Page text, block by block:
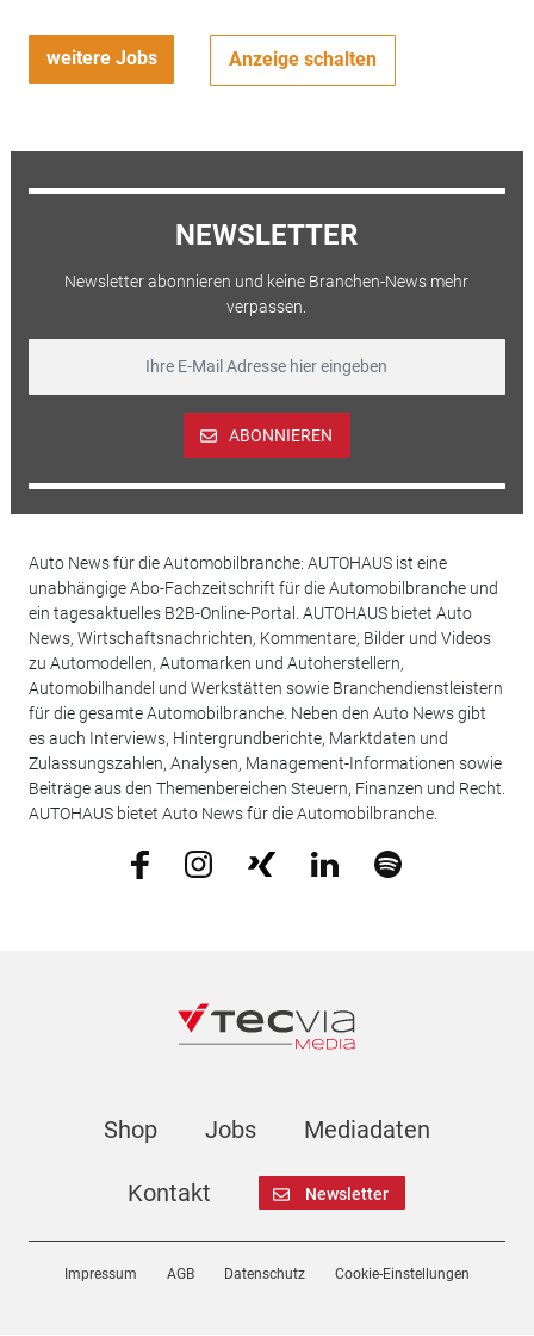
weitere Jobs Anzeige schalten
NEWSLETTER
Newsletter abonnieren und keine Branchen-News mehr
verpassen.
ABONNIEREN
Auto News für die Automobilbranche: AUTOHAUS ist eine
unabhängige Abo-Fachzeitschrift für die Automobilbranche und
ein tagesaktuelles B2B-Online-Portal. AUTOHAUS bietet Auto
News, Wirtschaftsnachrichten, Kommentare, Bilder und Videos
zu Automodellen, Automarken und Autoherstellern,
Automobilhandel und Werkstätten sowie Branchendienstleistern
für die gesamte Automobilbranche. Neben den Auto News gibt
es auch Interviews, Hintergrundberichte, Marktdaten und
Zulassungszahlen, Analysen, Management-Informationen sowie
Beiträge aus den Themenbereichen Steuern, Finanzen und Recht.
AUTOHAUS bietet Auto News für die Automobilbranche.
Shop Jobs Mediadaten
Kontakt Newsletter
Impressum AGB Datenschutz Cookie-Einstellungen